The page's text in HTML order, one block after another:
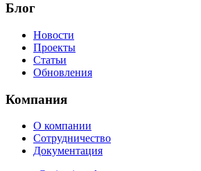
Блог
Новости
Проекты
Статьи
Обновления
Компания
О компании
Сотрудничество
Документация